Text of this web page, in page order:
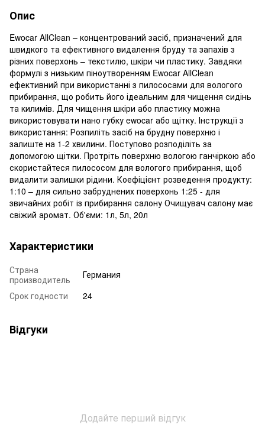
Опис
Ewocar AllClean – концентрований засіб, призначений для
швидкого та ефективного видалення бруду та запахів з
різних поверхонь – текстилю, шкіри чи пластику. Завдяки
формулі з низьким піноутворенням Ewocar AllClean
ефективний при використанні з пилососами для вологого
прибирання, що робить його ідеальним для чищення сидінь
та килимів. Для чищення шкіри або пластику можна
використовувати нано губку ewocar або щітку. Інструкції з
використання: Розпиліть засіб на брудну поверхню і
залиште на 1-2 хвилини. Поступово розподіліть за
допомогою щітки. Протріть поверхню вологою ганчіркою або
скористайтеся пилососом для вологого прибирання, щоб
видалити залишки рідини. Коефіцієнт розведення продукту:
1:10 – для сильно забруднених поверхонь 1:25 - для
звичайних робіт із прибирання салону Очищувач салону має
свіжий аромат. Об'єми: 1л, 5л, 20л
Характеристики
Страна
производитель
Германия
Срок годности
24
Відгуки
Додайте перший відгук